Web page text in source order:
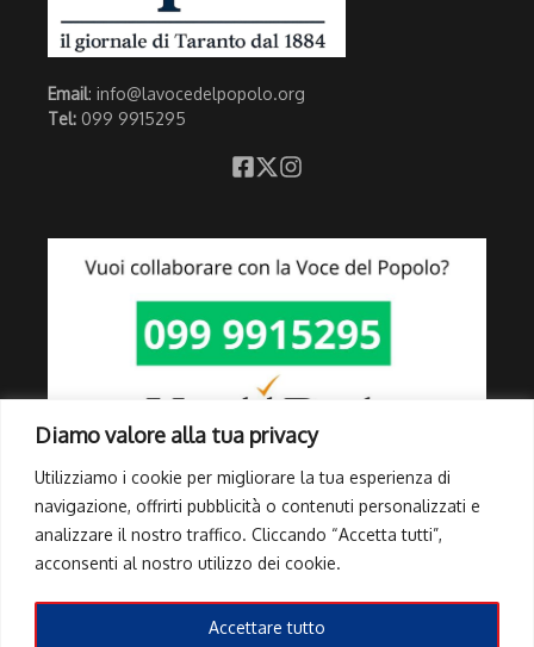
Diamo valore alla tua privacy
Utilizziamo i cookie per migliorare la tua esperienza di
navigazione, offrirti pubblicità o contenuti personalizzati e
analizzare il nostro traffico. Cliccando “Accetta tutti”,
acconsenti al nostro utilizzo dei cookie.
Accettare tutto
Email: info@lavocedelpopolo.org
Tel: 099 9915295
Link Utili